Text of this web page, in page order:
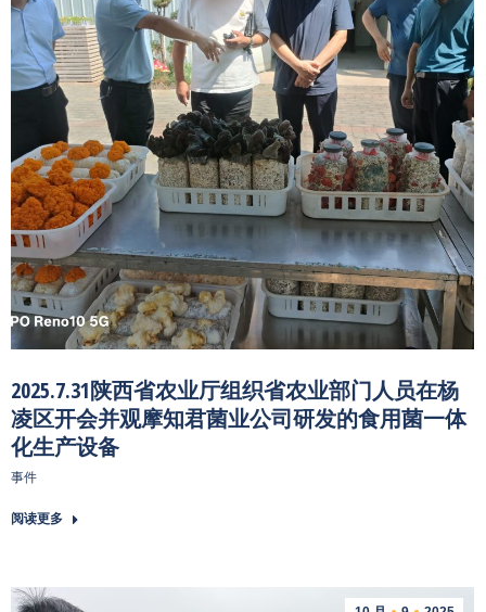
2025.7.31陕西省农业厅组织省农业部门人员在杨
凌区开会并观摩知君菌业公司研发的食用菌一体
化生产设备
事件
阅读更多